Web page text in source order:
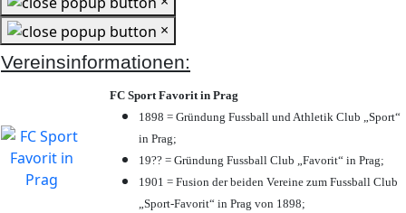
×
Vereinsinformationen:
FC Sport Favorit in Prag
1898 = Gründung Fussball und Athletik Club „Sport“
in Prag;
19?? = Gründung Fussball Club „Favorit“ in Prag;
1901 = Fusion der beiden Vereine zum Fussball Club
„Sport-Favorit“ in Prag von 1898;